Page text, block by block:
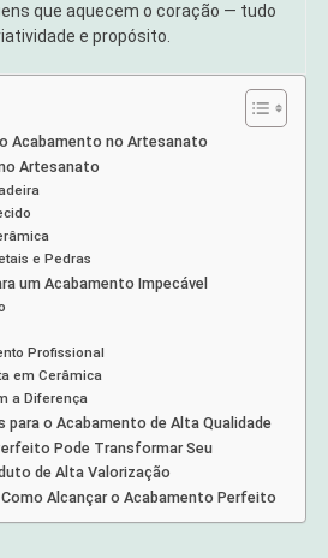
que aquecem o coração — tudo
e propósito.
Acabamento no Artesanato
Artesanato
e Pedras
um Acabamento Impecável
Profissional
em Cerâmica
a Diferença
para o Acabamento de Alta Qualidade
Pode Transformar Seu
de Alta Valorização
Alcançar o Acabamento Perfeito